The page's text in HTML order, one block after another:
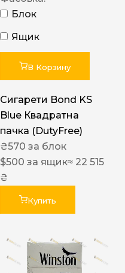
Блок
Ящик
В Корзину
Сигарети Bond KS
Blue Квадратна
пачка (DutyFree)
₴570 за блок
$500 за ящик≈ 22 515
₴
Купить